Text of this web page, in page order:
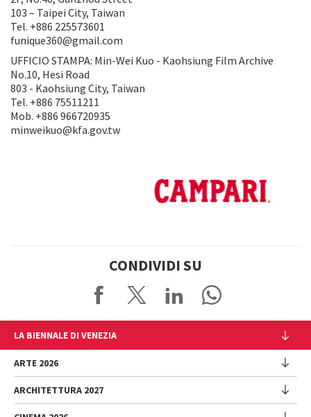
103 – Taipei City, Taiwan
Tel. +886 225573601
funique360@gmail.com
UFFICIO STAMPA: Min-Wei Kuo - Kaohsiung Film Archive
No.10, Hesi Road
803 - Kaohsiung City, Taiwan
Tel. +886 75511211
Mob. +886 966720935
minweikuo@kfa.gov.tw
CONDIVIDI SU
LA BIENNALE DI VENEZIA
L'Istituzione
Cariche istituzionali
Storia
ARTE 2026
Esposizione
ARCHITETTURA 2027